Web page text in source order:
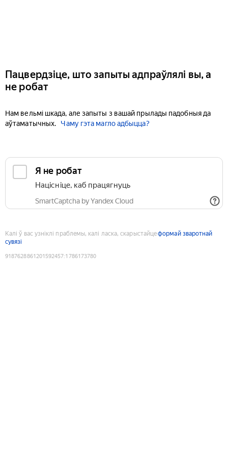
Пацвердзіце, што запыты адпраўлялі вы, а
не робат
Нам вельмі шкада, але запыты з вашай прылады падобныя да
аўтаматычных.
Чаму гэта магло адбыцца?
Я не робат
Націсніце, каб працягнуць
SmartCaptcha by Yandex Cloud
Калі ў вас узніклі праблемы, калі ласка, скарыстайцеформай зваротнай
сувязі
9187628861201592457:1786173780